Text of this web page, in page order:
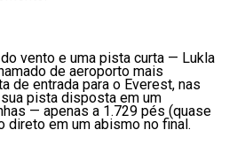
vento e uma pista curta — Lukla
de aeroporto mais
de entrada para o Everest, nas
pista disposta em um
— apenas a 1.729 pés (quase
em um abismo no final.